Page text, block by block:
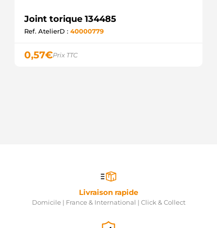
Joint torique 134485
Ref. AtelierD : 40000779
0,57€Prix TTC
Livraison rapide
Domicile | France & International | Click & Collect